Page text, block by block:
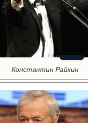
Константин Райкин